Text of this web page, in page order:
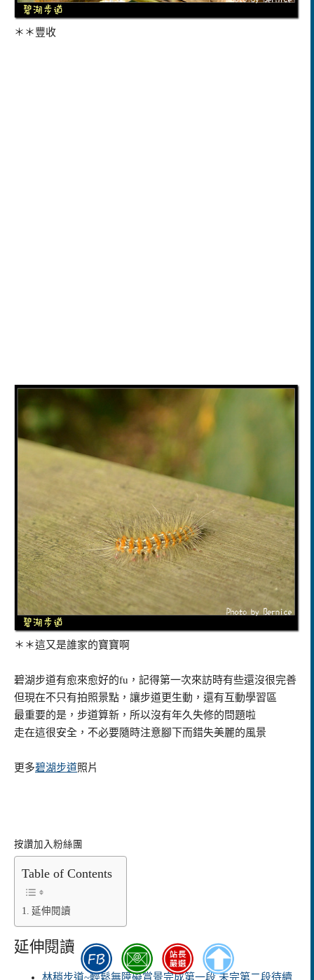
＊＊豐收
＊＊這又是誰家的寶寶啊
碧湖步道有愈來愈好的fu，記得第一次來訪時有些還沒很完善
但現在不只有拍照景點，讓步道更生動，還有互動學習區
最重要的是，步道算新，所以沒有年久失修的問題啦
走在這很安全，不必要隨時注意腳下而錯失美麗的風景
更多碧湖步道照片
按讚加入粉絲團
Table of Contents
延伸閱讀
延伸閱讀
林稍步道~輕鬆無障礙賞景完成第一段 未完第二段待續